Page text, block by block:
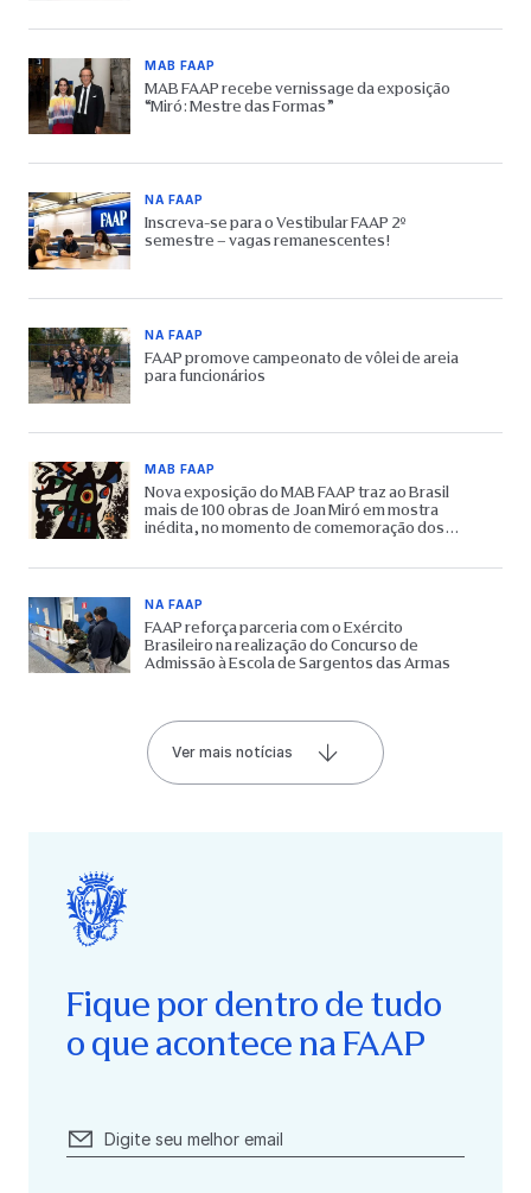
MAB FAAP
MAB FAAP recebe vernissage da exposição
“Miró: Mestre das Formas”
NA FAAP
Inscreva-se para o Vestibular FAAP 2º
semestre – vagas remanescentes!
NA FAAP
FAAP promove campeonato de vôlei de areia
para funcionários
MAB FAAP
Nova exposição do MAB FAAP traz ao Brasil
mais de 100 obras de Joan Miró em mostra
inédita, no momento de comemoração dos
NA FAAP
FAAP reforça parceria com o Exército
Brasileiro na realização do Concurso de
Admissão à Escola de Sargentos das Armas
Ver mais notícias
Fique por dentro de tudo
o que acontece na FAAP